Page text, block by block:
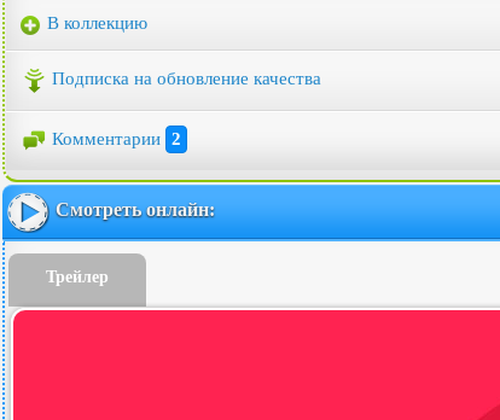
В коллекцию
Подписка на обновление качества
Комментарии 2
Смотреть онлайн:
Трейлер